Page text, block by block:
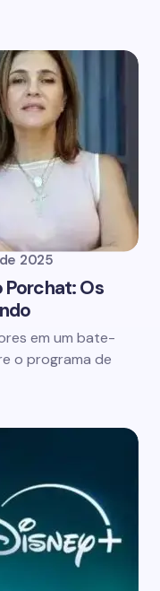
2025
Porchat: Os
em um bate-
o programa de